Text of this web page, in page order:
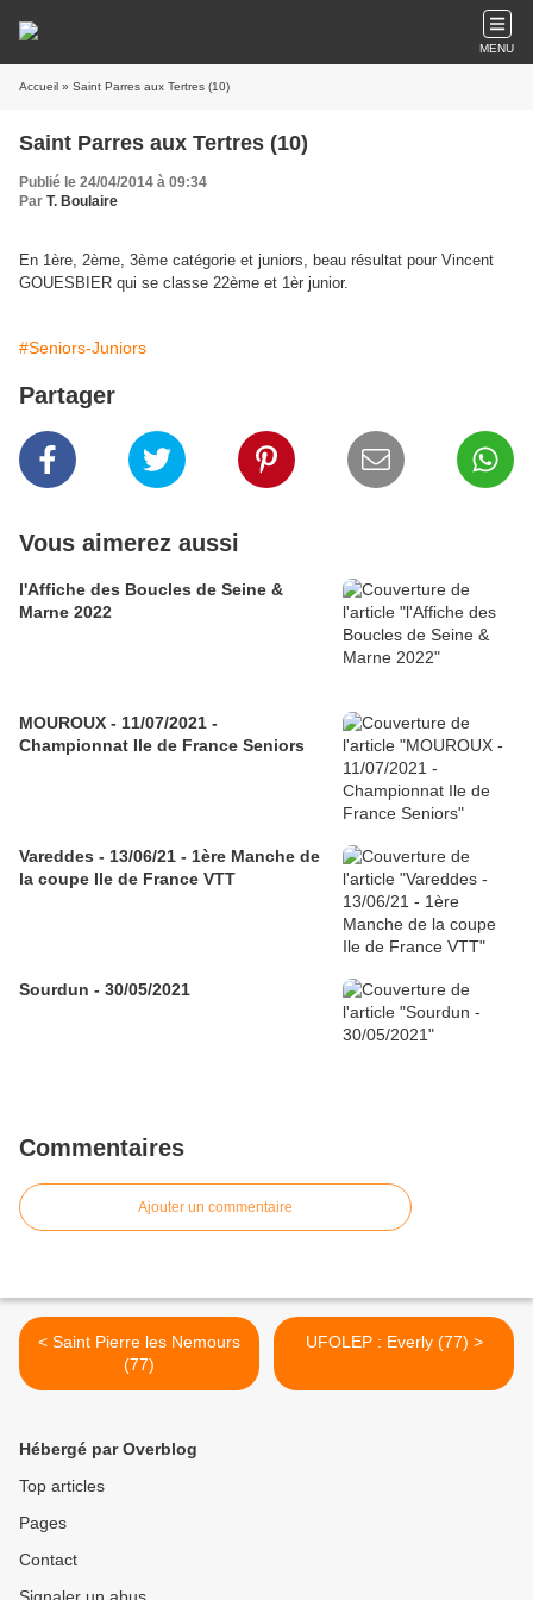
MENU
Accueil » Saint Parres aux Tertres (10)
Saint Parres aux Tertres (10)
Publié le 24/04/2014 à 09:34
Par T. Boulaire
En 1ère, 2ème, 3ème catégorie et juniors, beau résultat pour Vincent
GOUESBIER qui se classe 22ème et 1èr junior.
#Seniors-Juniors
Partager
Vous aimerez aussi
l'Affiche des Boucles de Seine &
Marne 2022
MOUROUX - 11/07/2021 -
Championnat Ile de France Seniors
Vareddes - 13/06/21 - 1ère Manche de
la coupe Ile de France VTT
Sourdun - 30/05/2021
Commentaires
Ajouter un commentaire
< Saint Pierre les Nemours
(77)
UFOLEP : Everly (77) >
Hébergé par Overblog
Top articles
Pages
Contact